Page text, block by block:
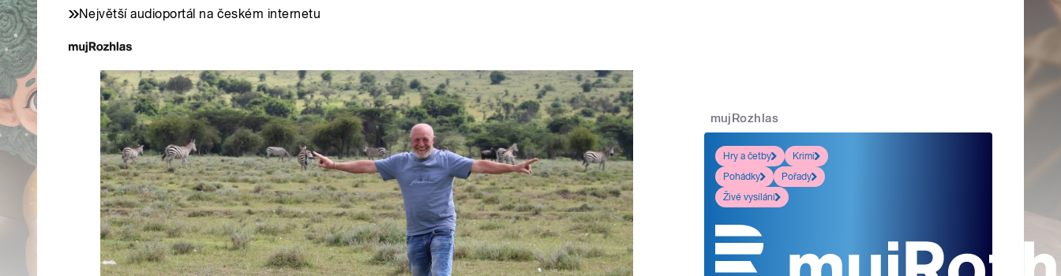
Největší audioportál na českém internetu
mujRozhlas
Hry a četby
Krimi
Pohádky
Pořady
Živé vysílání